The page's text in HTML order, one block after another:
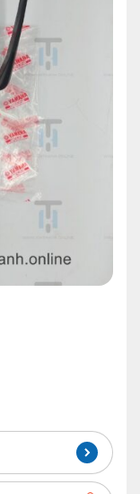
hàng